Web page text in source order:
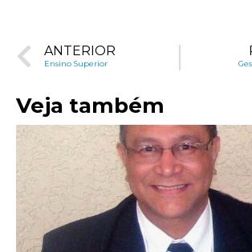
ANTERIOR
Ensino Superior
Veja também